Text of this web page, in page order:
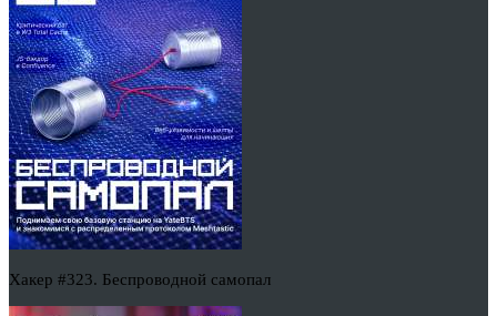
Хакер #323. Беспроводной самопал